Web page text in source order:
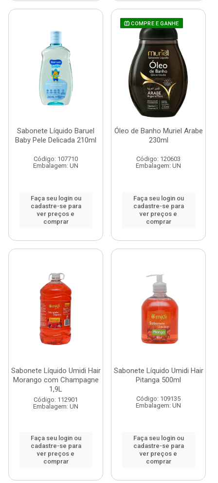
Sabonete Líquido Baruel
Baby Pele Delicada 210ml
Código: 107710
Embalagem: UN
Faça seu login ou
cadastre-se para
ver preços e
comprar
COMPRE E GANHE
Óleo de Banho Muriel Arabe
230ml
Código: 120603
Embalagem: UN
Faça seu login ou
cadastre-se para
ver preços e
comprar
Sabonete Líquido Umidi Hair
Morango com Champagne
1,9L
Código: 112901
Embalagem: UN
Faça seu login ou
cadastre-se para
ver preços e
comprar
Sabonete Líquido Umidi Hair
Pitanga 500ml
Código: 109135
Embalagem: UN
Faça seu login ou
cadastre-se para
ver preços e
comprar